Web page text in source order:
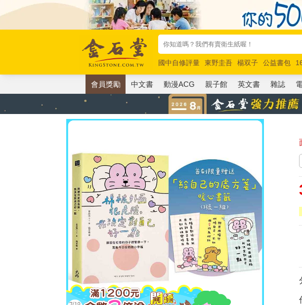
國中自修評量 東野圭吾 楊双子 公益書包
唯紅花綻放
奧德賽 路邊攤新作 馬斯克 玩
會員獎勵 中文書 動漫ACG 親子館 英文書 雜誌